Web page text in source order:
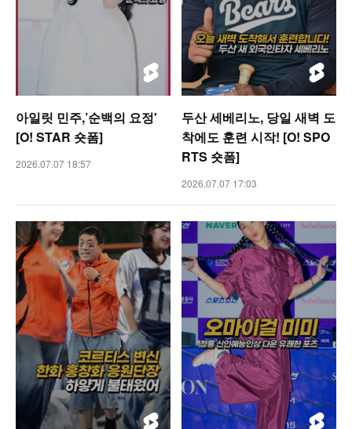
아일릿 민주,’순백의 요정'
[O! STAR 숏폼]
2026.07.07 18:57
두산 세베리노, 당일 새벽 도
착에도 훈련 시작! [O! SPO
RTS 숏폼]
2026.07.07 17:03